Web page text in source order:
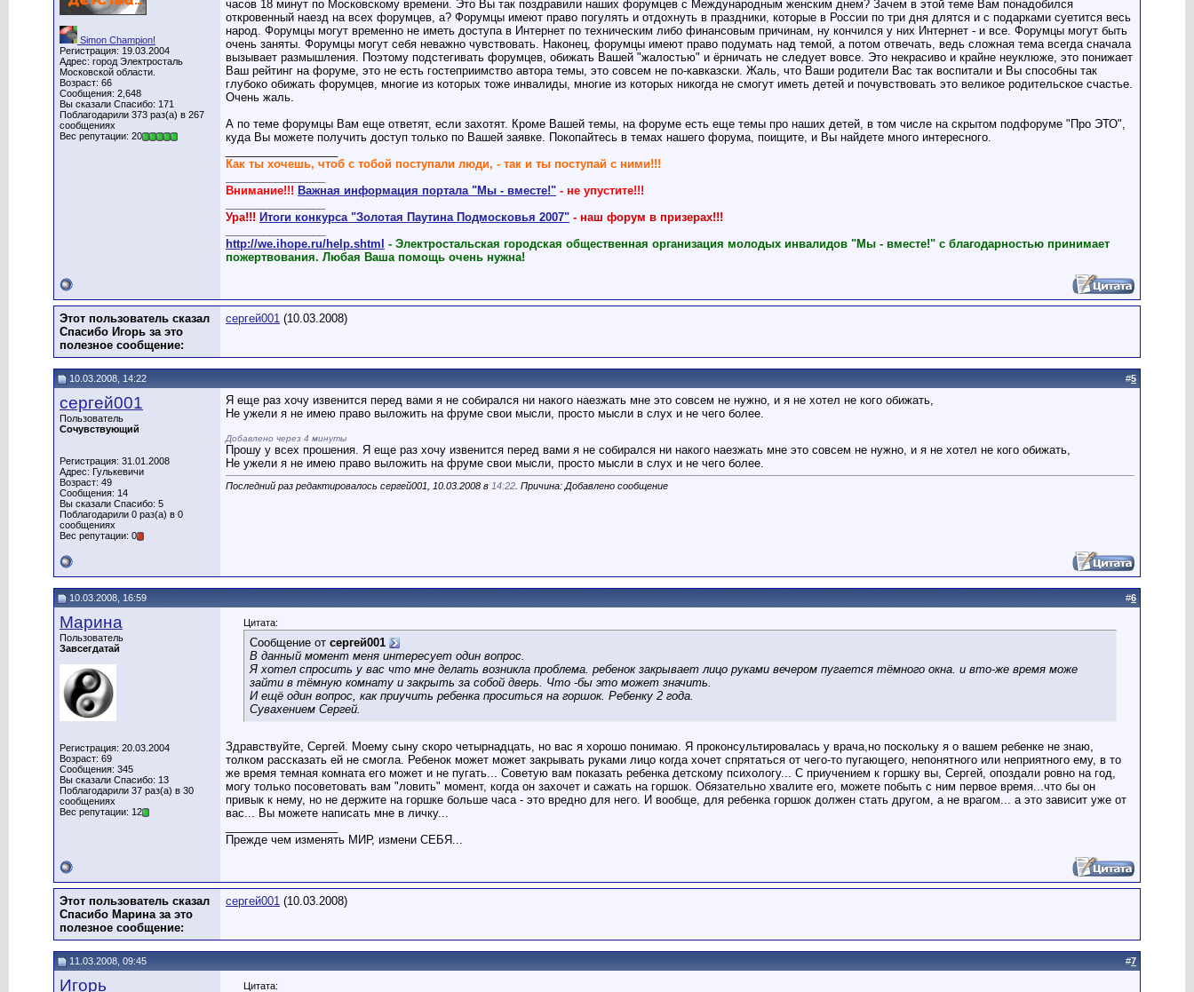
Simon Champion!
Регистрация: 19.03.2004
Адрес: город Электросталь
Московской области.
Возраст: 66
Сообщения: 2,648
Вы сказали Спасибо: 171
Поблагодарили 373 раз(а) в 267
сообщениях
Вес репутации: 20
часов 18 минут по Московскому времени. Это Вы так поздравили наших форумцев с Международным женским днем? Зачем в этой теме Вам понадобился
откровенный наезд на всех форумцев, а? Форумцы имеют право погулять и отдохнуть в праздники, которые в России по три дня длятся и с подарками суетится весь
народ. Форумцы могут временно не иметь доступа в Интернет по техническим либо финансовым причинам, ну кончился у них Интернет - и все. Форумцы могут быть
очень заняты. Форумцы могут себя неважно чувствовать. Наконец, форумцы имеют право подумать над темой, а потом отвечать, ведь сложная тема всегда сначала
вызывает размышления. Поэтому подстегивать форумцев, обижать Вашей "жалостью" и ёрничать не следует вовсе. Это некрасиво и крайне неуклюже, это понижает
Ваш рейтинг на форуме, это не есть гостеприимство автора темы, это совсем не по-кавказски. Жаль, что Ваши родители Вас так воспитали и Вы способны так
глубоко обижать форумцев, многие из которых тоже инвалиды, многие из которых никогда не смогут иметь детей и почувствовать это великое родительское счастье.
Очень жаль.
А по теме форумцы Вам еще ответят, если захотят. Кроме Вашей темы, на форуме есть еще темы про наших детей, в том числе на скрытом подфоруме "Про ЭТО",
куда Вы можете получить доступ только по Вашей заявке. Покопайтесь в темах нашего форума, поищите, и Вы найдете много интересного.
Как ты хочешь, чтоб с тобой поступали люди, - так и ты поступай с ними!!!
Внимание!!! Важная информация портала "Мы - вместе!" - не упустите!!!
Ура!!! Итоги конкурса "Золотая Паутина Подмосковья 2007" - наш форум в призерах!!!
http://we.ihope.ru/help.shtml - Электростальская городская общественная организация молодых инвалидов "Мы - вместе!" с благодарностью принимает
пожертвования. Любая Ваша помощь очень нужна!
Этот пользователь сказал
Спасибо Игорь за это
полезное сообщение:
сергей001 (10.03.2008)
10.03.2008, 14:22 #5
сергей001
Пользователь
Сочувствующий
Регистрация: 31.01.2008
Адрес: Гулькевичи
Возраст: 49
Сообщения: 14
Вы сказали Спасибо: 5
Поблагодарили 0 раз(а) в 0
сообщениях
Вес репутации: 0
Я еще раз хочу извенится перед вами я не собирался ни накого наезжать мне это совсем не нужно, и я не хотел не кого обижать,
Не ужели я не имею право выложить на фруме свои мысли, просто мысли в слух и не чего более.
Добавлено через 4 минуты
Прошу у всех прошения. Я еще раз хочу извенится перед вами я не собирался ни накого наезжать мне это совсем не нужно, и я не хотел не кого обижать,
Не ужели я не имею право выложить на фруме свои мысли, просто мысли в слух и не чего более.
Последний раз редактировалось сергей001, 10.03.2008 в 14:22 . Причина: Добавлено сообщение
10.03.2008, 16:59 #6
Марина
Пользователь
Завсегдатай
Регистрация: 20.03.2004
Возраст: 69
Сообщения: 345
Вы сказали Спасибо: 13
Поблагодарили 37 раз(а) в 30
сообщениях
Вес репутации: 12
Цитата:
Сообщение от сергей001
В данный момент меня интересует один вопрос.
Я хотел спросить у вас что мне делать возникла проблема. ребенок закрывает лицо руками вечером пугается тёмного окна. и вто-же время може
зайти в тёмную комнату и закрыть за собой дверь. Что -бы это может значить.
И ещё один вопрос, как приучить ребенка проситься на горшок. Ребенку 2 года.
Сувахением Сергей.
Здравствуйте, Сергей. Моему сыну скоро четырнадцать, но вас я хорошо понимаю. Я проконсультировалась у врача,но поскольку я о вашем ребенке не знаю,
толком рассказать ей не смогла. Ребенок может может закрывать руками лицо когда хочет спрятаться от чего-то пугающего, непонятного или неприятного ему, в то
же время темная комната его может и не пугать... Советую вам показать ребенка детскому психологу... С приучением к горшку вы, Сергей, опоздали ровно на год,
могу только посоветовать вам "ловить" момент, когда он захочет и сажать на горшок. Обязательно хвалите его, можете побыть с ним первое время...что бы он
привык к нему, но не держите на горшке больше часа - это вредно для него. И вообще, для ребенка горшок должен стать другом, а не врагом... а это зависит уже от
вас... Вы можете написать мне в личку...
Прежде чем изменять МИР, измени СЕБЯ...
Этот пользователь сказал
Спасибо Марина за это
полезное сообщение:
сергей001 (10.03.2008)
11.03.2008, 09:45 #7
Игорь Цитата: